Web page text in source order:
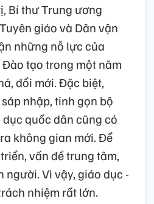
Bí thư Trung ương
giáo và Dân vận
những nỗ lực của
tạo trong một năm
đổi mới. Đặc biệt,
nhập, tinh gọn bộ
quốc dân cũng có
không gian mới. Để
vấn đề trung tâm,
người. Vì vậy, giáo dục -
nhiệm rất lớn.